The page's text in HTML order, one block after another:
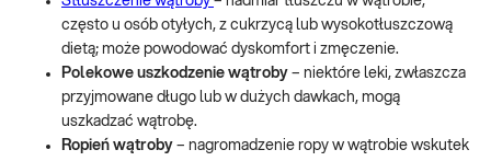
często u osób otyłych, z cukrzycą lub wysokotłuszczową
dietą; może powodować dyskomfort i zmęczenie.
Polekowe uszkodzenie wątroby – niektóre leki, zwłaszcza
przyjmowane długo lub w dużych dawkach, mogą
uszkadzać wątrobę.
Ropień wątroby – nagromadzenie ropy w wątrobie wskutek